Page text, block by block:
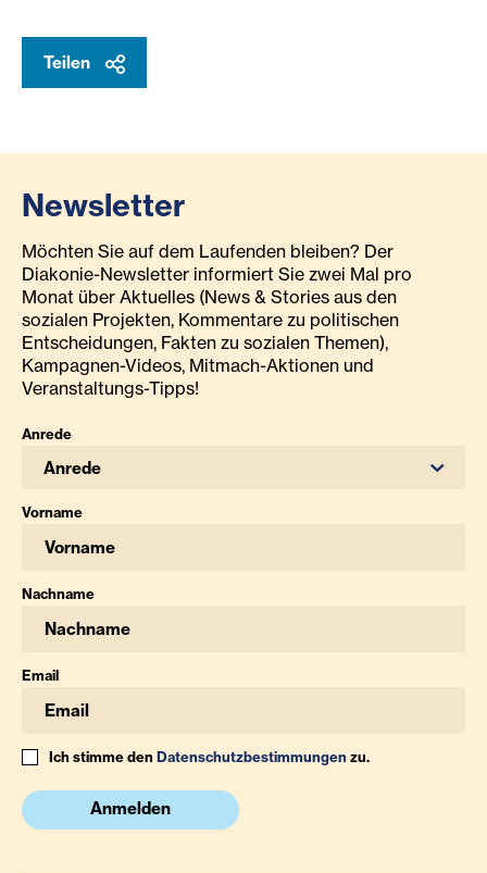
Teilen
Newsletter
Möchten Sie auf dem Laufenden bleiben? Der
Diakonie-Newsletter informiert Sie zwei Mal pro
Monat über Aktuelles (News & Stories aus den
sozialen Projekten, Kommentare zu politischen
Entscheidungen, Fakten zu sozialen Themen),
Kampagnen-Videos, Mitmach-Aktionen und
Veranstaltungs-Tipps!
Anrede
Anrede
Vorname
Nachname
Email
Ich stimme denDatenschutzbestimmungenzu.
Anmelden